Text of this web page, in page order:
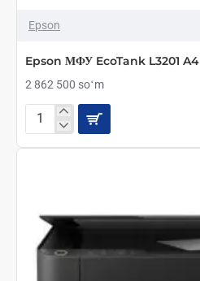
Epson
Epson МФУ EcoTank L3201 A4
2 862 500 soʻm
Epson